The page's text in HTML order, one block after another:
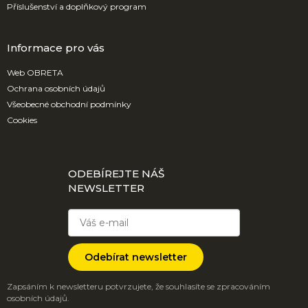
Příslušenství a doplňkový program
Informace pro vás
Web OBRETA
Ochrana osobních údajů
Všeobecné obchodní podmínky
Cookies
ODEBÍREJTE NÁŠ
NEWSLETTER
Odebírat newsletter
Zapsáním k newsletteru potvrzujete, že souhlasíte se zpracováním
osobních údajů.